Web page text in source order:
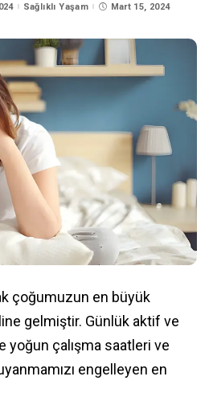
Sağlıklı Yaşam Mart 15, 2024
çoğumuzun en büyük
gelmiştir. Günlük aktif ve
yoğun çalışma saatleri ve
engelleyen en